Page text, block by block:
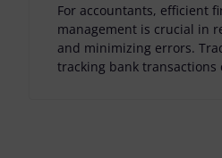
For accountants, efficient
management is crucial in
and minimizing errors.
tracking bank transactions